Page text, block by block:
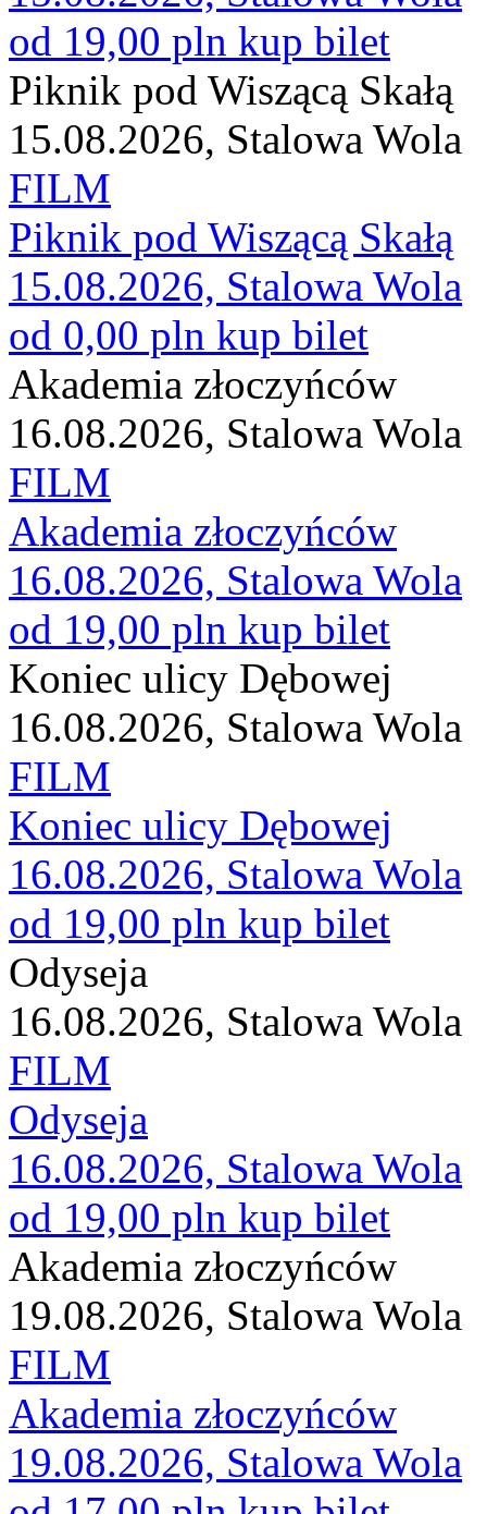
od 19,00 pln kup bilet
Piknik pod Wiszącą Skałą
15.08.2026, Stalowa Wola
FILM
Piknik pod Wiszącą Skałą
15.08.2026, Stalowa Wola
od 0,00 pln kup bilet
Akademia złoczyńców
16.08.2026, Stalowa Wola
FILM
Akademia złoczyńców
16.08.2026, Stalowa Wola
od 19,00 pln kup bilet
Koniec ulicy Dębowej
16.08.2026, Stalowa Wola
FILM
Koniec ulicy Dębowej
16.08.2026, Stalowa Wola
od 19,00 pln kup bilet
Odyseja
16.08.2026, Stalowa Wola
FILM
Odyseja
16.08.2026, Stalowa Wola
od 19,00 pln kup bilet
Akademia złoczyńców
19.08.2026, Stalowa Wola
FILM
Akademia złoczyńców
19.08.2026, Stalowa Wola